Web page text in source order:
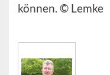
können. © Lemke